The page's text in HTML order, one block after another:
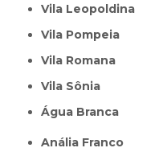
Vila Leopoldina
Vila Pompeia
Vila Romana
Vila Sônia
Água Branca
Anália Franco